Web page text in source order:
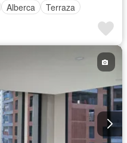
Alberca Terraza